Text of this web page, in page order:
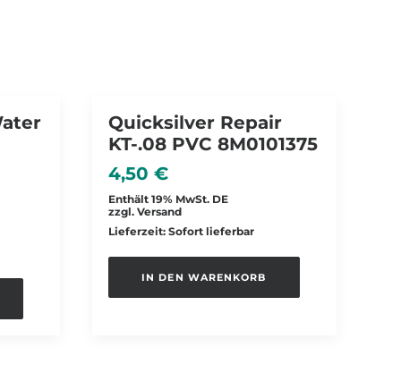
Quicksilver Repair
KT-.08 PVC 8M0101375
4,50 €
Enthält 19% MwSt. DE
zzgl. Versand
Lieferzeit: Sofort lieferbar
IN DEN WARENKORB